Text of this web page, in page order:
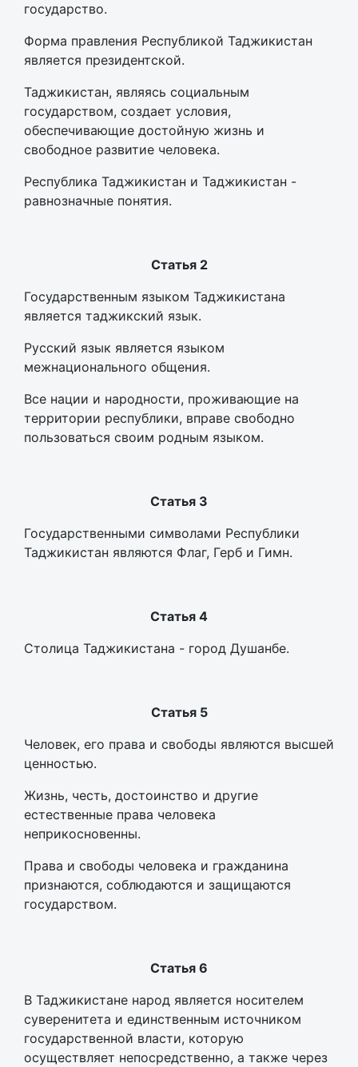
государство.
Форма правления Республикой Таджикистан
является президентской.
Таджикистан, являясь социальным
государством, создает условия,
обеспечивающие достойную жизнь и
свободное развитие человека.
Республика Таджикистан и Таджикистан -
равнозначные понятия.
Статья 2
Государственным языком Таджикистана
является таджикский язык.
Русский язык является языком
межнационального общения.
Все нации и народности, проживающие на
территории республики, вправе свободно
пользоваться своим родным языком.
Статья 3
Государственными символами Республики
Таджикистан являются Флаг, Герб и Гимн.
Статья 4
Столица Таджикистана - город Душанбе.
Статья 5
Человек, его права и свободы являются высшей
ценностью.
Жизнь, честь, достоинство и другие
естественные права человека
неприкосновенны.
Права и свободы человека и гражданина
признаются, соблюдаются и защищаются
государством.
Статья 6
В Таджикистане народ является носителем
суверенитета и единственным источником
государственной власти, которую
осуществляет непосредственно, а также через